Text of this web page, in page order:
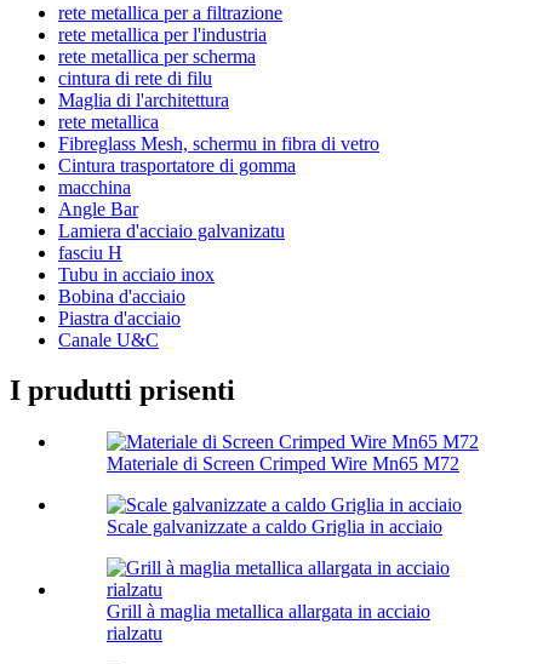
rete metallica per a filtrazione
rete metallica per l'industria
rete metallica per scherma
cintura di rete di filu
Maglia di l'architettura
rete metallica
Fibreglass Mesh, schermu in fibra di vetro
Cintura trasportatore di gomma
macchina
Angle Bar
Lamiera d'acciaio galvanizatu
fasciu H
Tubu in acciaio inox
Bobina d'acciaio
Piastra d'acciaio
Canale U&C
I prudutti prisenti
Materiale di Screen Crimped Wire Mn65 M72
Scale galvanizzate a caldo Griglia in acciaio
Grill à maglia metallica allargata in acciaio
rialzatu